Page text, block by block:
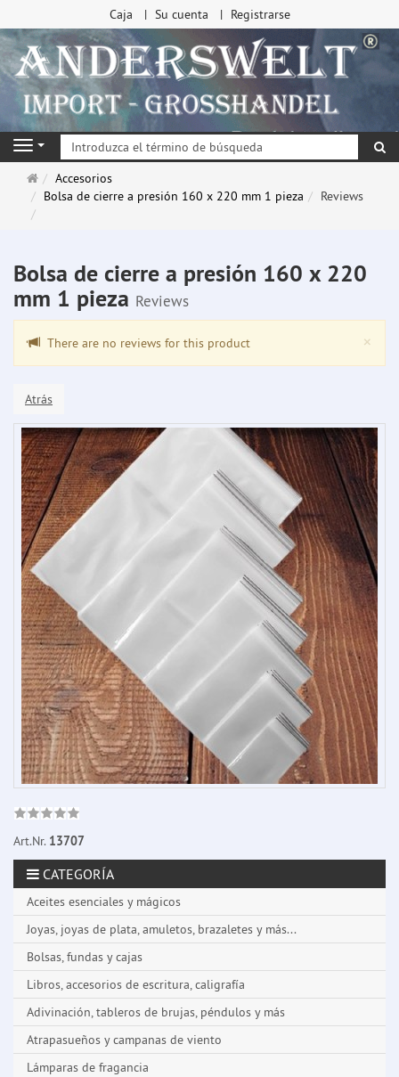
Caja Su cuenta Registrarse
Navigation
Página
de
Accesorios
Bolsa de cierre a presión 160 x 220 mm 1 pieza
Reviews
Bolsa de cierre a presión 160 x 220
mm 1 pieza Reviews
×
There are no reviews for this product
Atrás
Art.Nr. 13707
CATEGORÍA
Aceites esenciales y mágicos
Joyas, joyas de plata, amuletos, brazaletes y más...
Bolsas, fundas y cajas
Libros, accesorios de escritura, caligrafía
Adivinación, tableros de brujas, péndulos y más
Atrapasueños y campanas de viento
Lámparas de fragancia